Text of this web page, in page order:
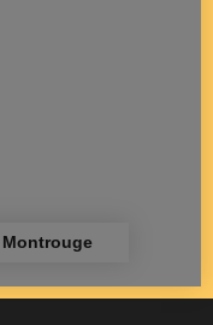
Montrouge